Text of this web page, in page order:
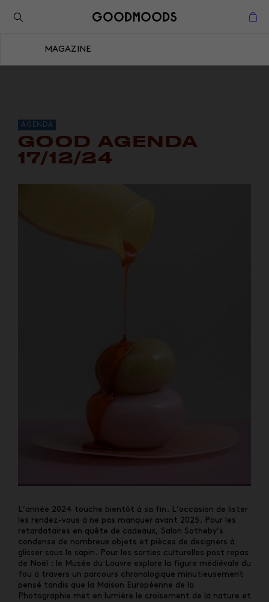
MAGAZINE
AGENDA
GOOD AGENDA
17/12/24
L’année 2024 touche bientôt à sa fin. L’occasion de lister
les rendez-vous à ne pas manquer avant 2025. Pour les
retardataires en quête de cadeaux, Salon Sotheby’s
condense de nombreux objets et pièces de designers à
glisser sous le sapin. Pour les sorties culturelles post repas
de Noël : le Musée du Louvre explore la figure médiévale du
fou à travers un parcours chronologique minutieusement
pensé tandis que la Maison Européenne de la
Photographie met en lumière le croisement de la nature et
Retour à l'inspiration